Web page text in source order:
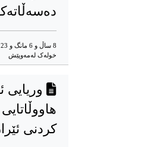
خوله‌ک له‌مه‌وپێش‌
وریایی
کردنی